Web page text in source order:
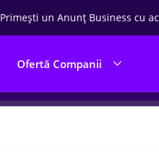
Primești un Anunț Business cu
Ofertă Companii